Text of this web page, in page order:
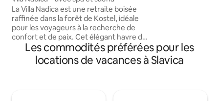
La Villa Nadica est une retraite boisée
raffinée dans la forêt de Kostel, idéale
pour les voyageurs à la recherche de
confort et de paix. Cet élégant havre de
paix dispose d'un lit double confortable
et d'un canapé-lit. La villa comprend un
bureau, une cuisine entièrement
cuisine
confortable avec
65 pouces et
Les commodités préférées pour les
locations de vacances à Slavica